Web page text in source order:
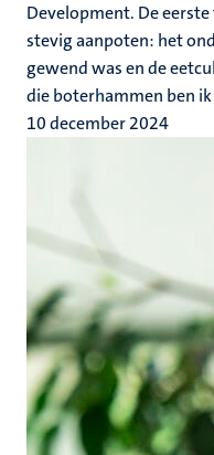
Development. De
stevig aanpoten: het
gewend was en de
die boterhammen ben
10 december 2024